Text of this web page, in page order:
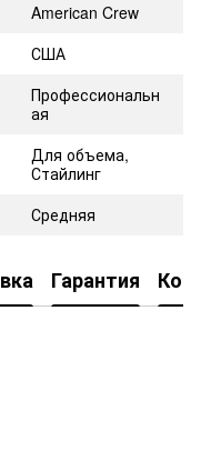
American Crew
США
Профессиональн
ая
Для объема,
Стайлинг
Средняя
Гарантия